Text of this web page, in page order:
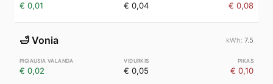
€ 0,01 € 0,04 € 0,08
🛁 Vonia 7.5
€ 0,02 € 0,05 € 0,10